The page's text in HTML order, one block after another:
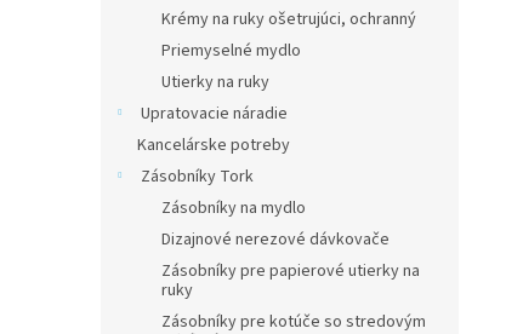
Krémy na ruky ošetrujúci, ochranný
Priemyselné mydlo
Utierky na ruky
Upratovacie náradie
Kancelárske potreby
Zásobníky Tork
Zásobníky na mydlo
Dizajnové nerezové dávkovače
Zásobníky pre papierové utierky na
ruky
Zásobníky pre kotúče so stredovým